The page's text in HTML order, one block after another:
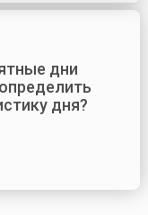
дни
дня?